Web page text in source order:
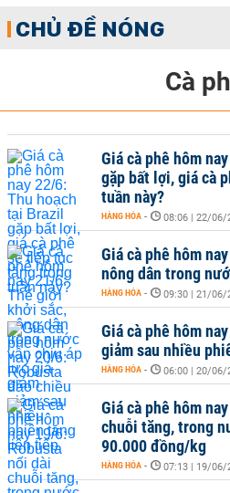
CHỦ ĐỀ NÓNG
Cà
Giá cà phê hôm
gặp bất lợi, giá cà
tuần này?
HÀNG HÓA - 08:06 | 22/06/
Giá cà phê hôm
nông dân trong
HÀNG HÓA - 09:30 | 21/06/
Giá cà phê hôm
giảm sau nhiều
HÀNG HÓA - 06:00 | 20/06/
Giá cà phê hôm
chuỗi tăng, trong
90.000 đồng/kg
HÀNG HÓA - 07:13 | 19/06/